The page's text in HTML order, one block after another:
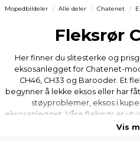
Mopedbildeler Alle deler Chatenet
Fleksrør
Her finner du slitesterke og
eksosanlegget for Chatenet-
CH46, CH33 og Barooder. Et
begynner å lekke eksos eller har
støyproblemer, eksos i
eksosanlegget. Våre fleksrør er
tett og vibrasjonsdempende
Vis